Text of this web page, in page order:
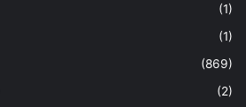
(1)
(1)
(869)
(2)